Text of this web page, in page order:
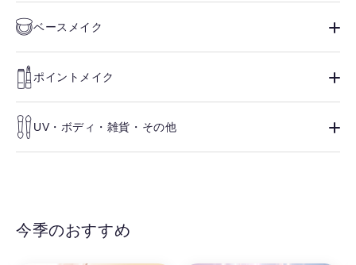
ベースメイク
ポイントメイク
UV・ボディ・雑貨・その他
今季のおすすめ